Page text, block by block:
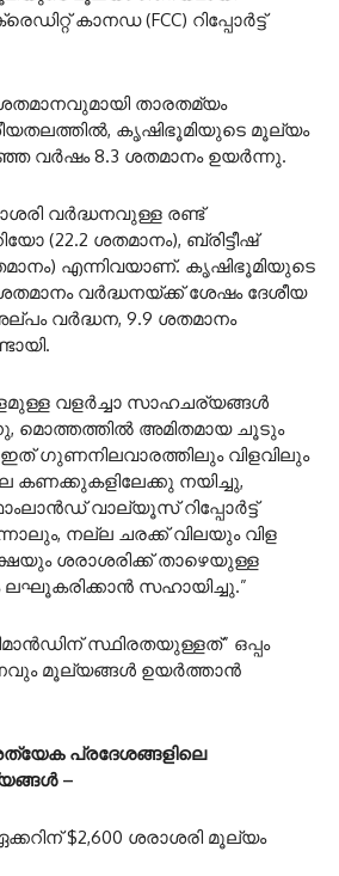
കാനഡ (FCC) റിപ്പോർട്ട്
താരതമ്യം
കൃഷിഭൂമിയുടെ മൂല്യം
വർഷം 8.3 ശതമാനം ഉയർന്നു.
വർദ്ധനവുള്ള രണ്ട്
(22.2 ശതമാനം), ബ്രിട്ടീഷ്
എന്നിവയാണ്. കൃഷിഭൂമിയുടെ
വർദ്ധനയ്ക്ക് ശേഷം ദേശീയ
വർദ്ധന, 9.9 ശതമാനം
വളർച്ചാ സാഹചര്യങ്ങൾ
മൊത്തത്തിൽ അമിതമായ ചൂടും
ഗുണനിലവാരത്തിലും വിളവിലും
കണക്കുകളിലേക്കു നയിച്ചു,
വാല്യൂസ് റിപ്പോർട്ട്
നല്ല ചരക്ക് വിലയും വിള
ശരാശരിക്ക് താഴെയുള്ള
ലഘൂകരിക്കാൻ സഹായിച്ചു.”
സ്ഥിരതയുള്ളത്” ഒപ്പം
മൂല്യങ്ങൾ ഉയർത്താൻ
പ്രദേശങ്ങളിലെ
–
$2,600 ശരാശരി മൂല്യം